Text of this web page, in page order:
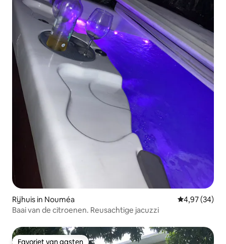
Rijhuis in Nouméa Gemiddelde
4,97 (34)
Baai van de citroenen. Reusachtige jacuzzi
Favoriet van gasten